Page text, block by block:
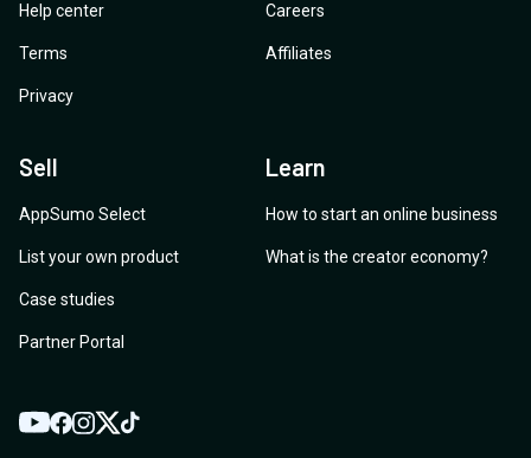
Help center
Terms
Privacy
Careers
Affiliates
Sell
AppSumo Select
List your own product
Case studies
Partner Portal
Learn
How to start an online business
What is the creator economy?
YouTube
Facebook
Instagram
TwitterTikTok